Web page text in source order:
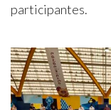
participantes.